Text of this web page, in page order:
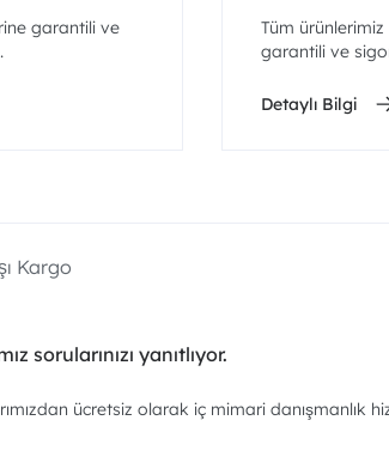
garantili ve
Tüm
garantili ve
Detaylı Bilgi
Kargo
sorularınızı yanıtlıyor.
ücretsiz olarak iç mimari danışmanlık